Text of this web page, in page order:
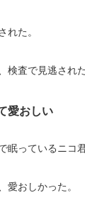
れた。
検査で見逃され
愛おしい
眠っているニコ
愛おしかった。